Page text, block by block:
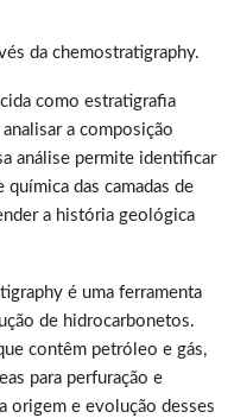
da chemostratigraphy.
como estratigrafia
a composição
análise permite identificar
das camadas de
a história geológica
é uma ferramenta
de hidrocarbonetos.
contêm petróleo e gás,
para perfuração e
origem e evolução desses